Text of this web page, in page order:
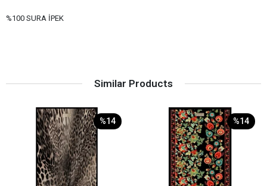
%100 SURA İPEK
Similar Products
%14 %14